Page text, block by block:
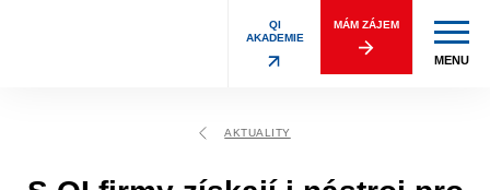
QI
AKADEMIE
MÁM ZÁJEM
MENU
AKTUALITY